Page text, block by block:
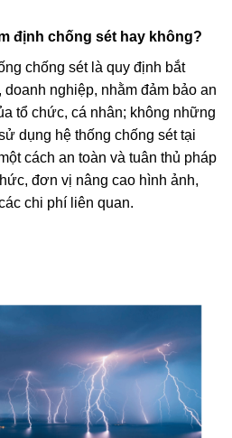
định chống sét hay không?
chống sét là quy định bắt
nghiệp, nhằm đảm bảo an
tổ chức, cá nhân; không những
dụng hệ thống chống sét tại
cách an toàn và tuân thủ pháp
đơn vị nâng cao hình ảnh,
chi phí liên quan.